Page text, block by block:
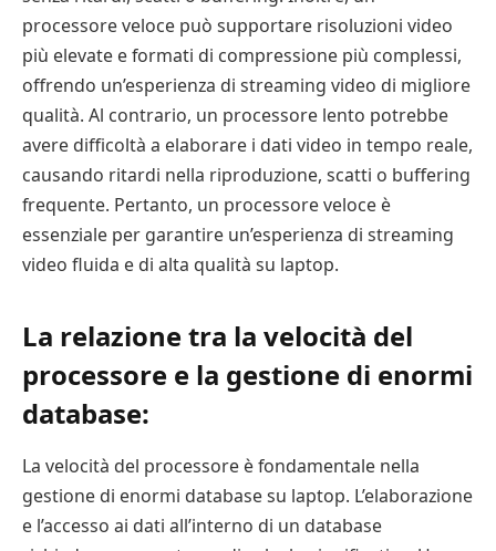
processore veloce può supportare risoluzioni video
più elevate e formati di compressione più complessi,
offrendo un’esperienza di streaming video di migliore
qualità. Al contrario, un processore lento potrebbe
avere difficoltà a elaborare i dati video in tempo reale,
causando ritardi nella riproduzione, scatti o buffering
frequente. Pertanto, un processore veloce è
essenziale per garantire un’esperienza di streaming
video fluida e di alta qualità su laptop.
La relazione tra la velocità del
processore e la gestione di enormi
database:
La velocità del processore è fondamentale nella
gestione di enormi database su laptop. L’elaborazione
e l’accesso ai dati all’interno di un database